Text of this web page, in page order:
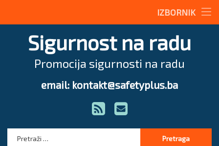
IZBORNIK
Radne upute
Radne upute
Građevinarstvo
Drvoprerađivačka industrija
Metalna industrija
Magazin
Pravilnici
Stručna pomoć
Stručna pomoć
Sigurnost na radu
Promocija sigurnosti na radu
email: kontakt@safetyplus.ba
RSS E-mail